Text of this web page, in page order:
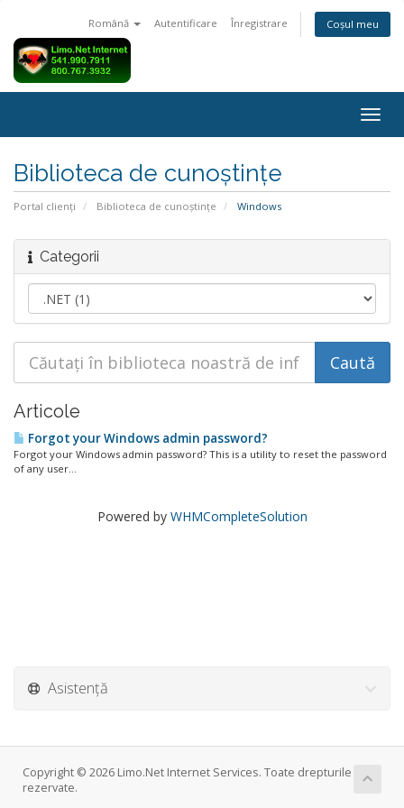
Română Autentificare Înregistrare Coșul meu
Biblioteca de cunoștințe
Portal clienți Biblioteca de cunoștințe Windows
Categorii
Articole
Forgot your Windows admin password?
Forgot your Windows admin password? This is a utility to reset the password
of any user...
Powered by WHMCompleteSolution
Asistență
Copyright © 2026 Limo.Net Internet Services. Toate drepturile
rezervate.